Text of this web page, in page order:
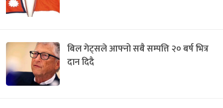
बिल गेट्सले आफ्नो सबै सम्पत्ति २० बर्ष भित्र
दान दिदै